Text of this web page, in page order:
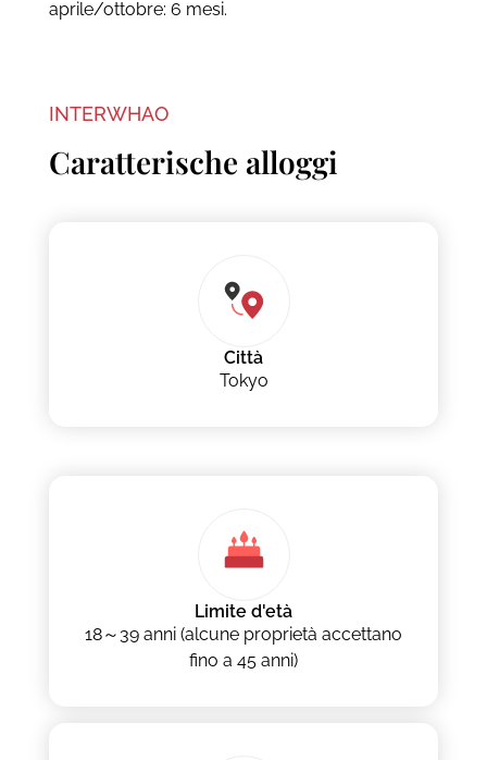
aprile/ottobre: 6 mesi.
INTERWHAO
Caratterische alloggi
Città
Tokyo
Limite d'età
18～39 anni (alcune proprietà accettano
fino a 45 anni)